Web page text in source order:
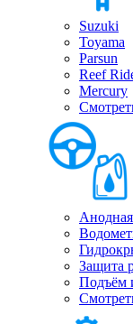
Suzuki
Toyama
Parsun
Reef
Mercury
Защита
Подъём